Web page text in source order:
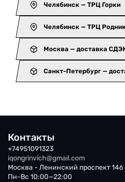
Челябинск — ТРЦ Горки
Челябинск — ТРЦ Родник
Москва — доставка
Санкт-Петербург —
Контакты
+74951091323
iqongrinvich@gmail.com
Москва - Ленинский проспект 146
Пн-Вс 10:00—22:00